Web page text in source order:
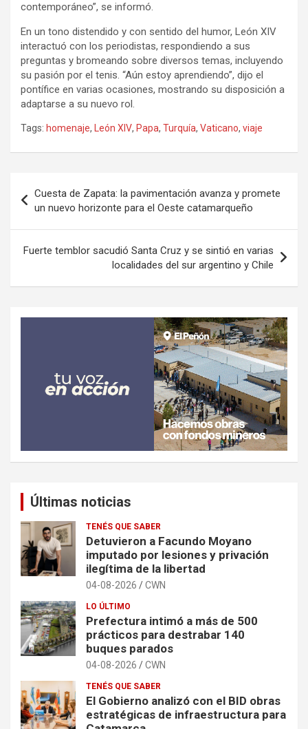
contemporáneo”, se informó.
En un tono distendido y con sentido del humor, León XIV
interactuó con los periodistas, respondiendo a sus
preguntas y bromeando sobre diversos temas, incluyendo
su pasión por el tenis. “Aún estoy aprendiendo”, dijo el
pontífice en varias ocasiones, mostrando su disposición a
adaptarse a su nuevo rol.
Tags: homenaje, León XIV, Papa, Turquía, Vaticano, viaje
de
entradas
Cuesta de Zapata: la pavimentación avanza y promete
un nuevo horizonte para el Oeste catamarqueño
Fuerte temblor sacudió Santa Cruz y se sintió en varias
localidades del sur argentino y Chile
Últimas noticias
TENÉS QUE SABER
Detuvieron a Facundo Moyano
imputado por lesiones y privación
ilegítima de la libertad
04-08-2026 CWN
LO ÚLTIMO
Prefectura intimó a más de 500
prácticos para destrabar 140
buques parados
04-08-2026 CWN
TENÉS QUE SABER
El Gobierno analizó con el BID obras
estratégicas de infraestructura para